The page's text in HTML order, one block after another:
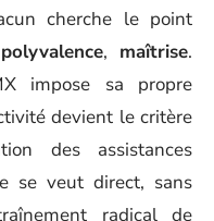
cherche le point
polyvalence, maîtrise.
impose sa propre
devient le critère
des assistances
se veut direct, sans
radical de